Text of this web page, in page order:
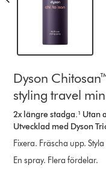
Dyson
styling travel
2x längre stadga.¹ Utan
Utvecklad med Dyson
Fixera. Fräscha upp.
En spray. Flera fördelar.